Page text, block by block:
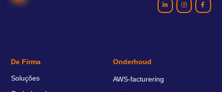
De Firma
Soluções
Onderhoud
AWS-facturering